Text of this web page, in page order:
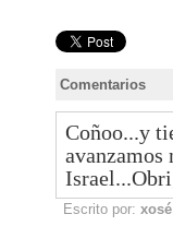
Comentarios
Coñoo...y
avanzamos
Escrito por: xosé